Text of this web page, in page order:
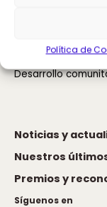
Política de
Empleabilidad
Desarrollo
Noticias y
Nuestros
Premios y
Síguenos en